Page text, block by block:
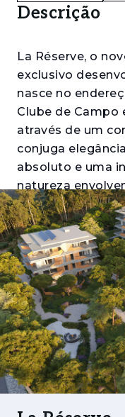
Descrição
La Réserve, o
exclusivo
nasce no
Clube de Campo
através de um
conjuga
absoluto e uma
natureza
pensado para
residencial
tranquilidade
harmonia.
Com tipologias
60 e 190 m², o
arquitetura de
atelier
com o atelier
Consulting. As